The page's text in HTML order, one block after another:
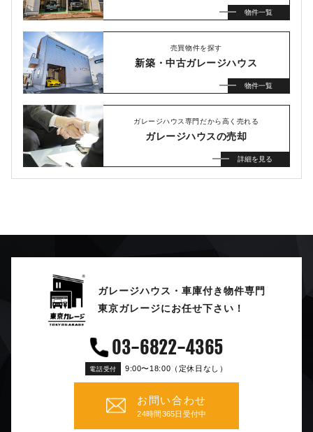
物件一覧
売買物件を探す
新築・中古ガレージハウス
物件一覧
ガレージハウス専門だから高く売れる
ガレージハウスの売却
詳細を見る
ガレージハウス・車庫付き物件専門
東京ガレージにお任せ下さい！
03-6822-4365
電話受付 9:00〜18:00（定休日なし）
お問い合わせ
24時間365日受付中